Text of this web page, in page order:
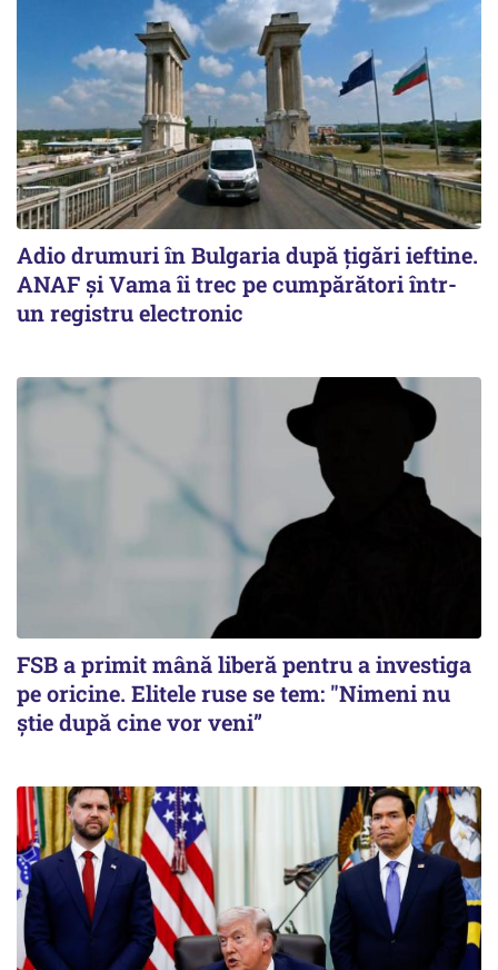
Adio drumuri în Bulgaria după țigări ieftine.
ANAF și Vama îi trec pe cumpărători într-
un registru electronic
FSB a primit mână liberă pentru a investiga
pe oricine. Elitele ruse se tem: "Nimeni nu
știe după cine vor veni”